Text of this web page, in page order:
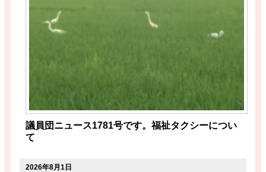
議員団ニュース1781号です。福祉タクシーについ
て
2026年8月1日